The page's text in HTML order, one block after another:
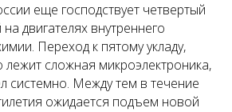
еще господствует четвертый
двигателях внутреннего
Переход к пятому укладу,
лежит сложная микроэлектроника,
системно. Между тем в течение
ожидается подъем новой